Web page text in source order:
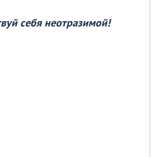
себя неотразимой!